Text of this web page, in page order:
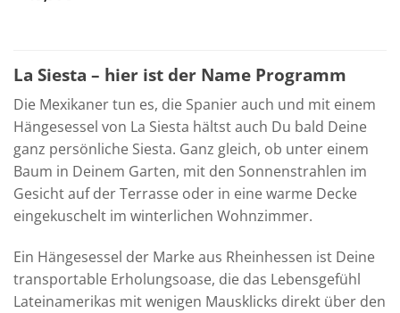
La Siesta – hier ist der Name Programm
Die Mexikaner tun es, die Spanier auch und mit einem
Hängesessel von La Siesta hältst auch Du bald Deine
ganz persönliche Siesta. Ganz gleich, ob unter einem
Baum in Deinem Garten, mit den Sonnenstrahlen im
Gesicht auf der Terrasse oder in eine warme Decke
eingekuschelt im winterlichen Wohnzimmer.
Ein Hängesessel der Marke aus Rheinhessen ist Deine
transportable Erholungsoase, die das Lebensgefühl
Lateinamerikas mit wenigen Mausklicks direkt über den